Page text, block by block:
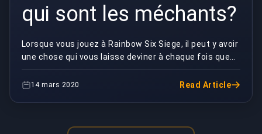
qui sont les méchants?
Lorsque vous jouez à Rainbow Six Siege, il peut y avoir
une chose qui vous laisse deviner à chaque fois que
vous jouez: qui sont censés être les méch...
14 mars 2020 Read Article